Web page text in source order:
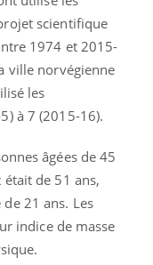
scientifique
1974 et 2015-
ville norvégienne
les
à 7 (2015-16).
âgées de 45
de 51 ans,
21 ans. Les
indice de masse